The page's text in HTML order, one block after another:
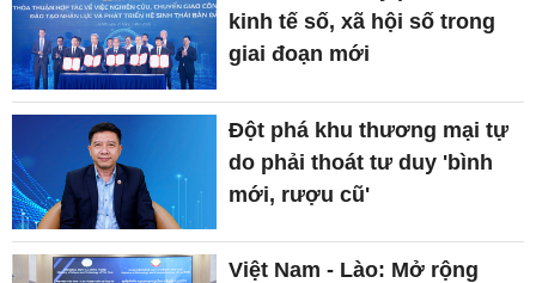
kinh tế số, xã hội số trong
giai đoạn mới
Đột phá khu thương mại tự
do phải thoát tư duy 'bình
mới, rượu cũ'
Việt Nam - Lào: Mở rộng